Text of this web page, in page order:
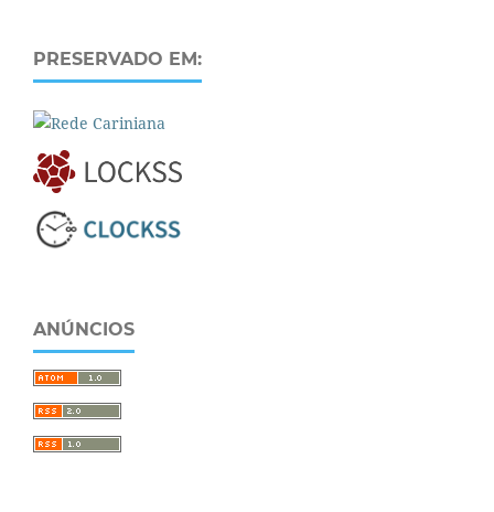
PRESERVADO EM:
ANÚNCIOS